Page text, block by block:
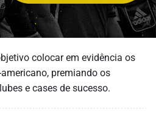
colocar em evidência os
premiando os
e cases de sucesso.